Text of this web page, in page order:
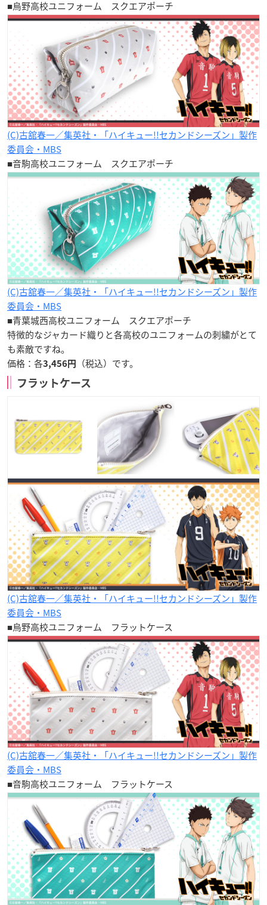
■烏野高校ユニフォーム スクエアポーチ
(C)古舘春一／集英社・「ハイキュー!!セカンドシーズン」製作
委員会・MBS
■音駒高校ユニフォーム スクエアポーチ
(C)古舘春一／集英社・「ハイキュー!!セカンドシーズン」製作
委員会・MBS
■青葉城西高校ユニフォーム スクエアポーチ
特徴的なジャカード織りと各高校のユニフォームの刺繍がとて
も素敵ですね。
価格：各3,456円 （税込）です。
フラットケース
(C)古舘春一／集英社・「ハイキュー!!セカンドシーズン」製作
委員会・MBS
■烏野高校ユニフォーム フラットケース
(C)古舘春一／集英社・「ハイキュー!!セカンドシーズン」製作
委員会・MBS
■音駒高校ユニフォーム フラットケース